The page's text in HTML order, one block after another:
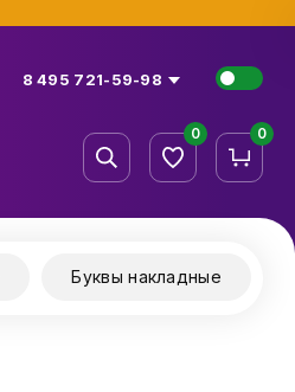
8 495 721-59-98
0 0
Буквы накладные